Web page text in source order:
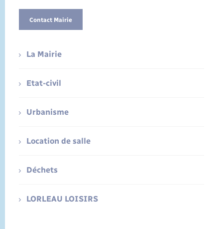
Contact Mairie
La Mairie
Etat-civil
Urbanisme
Location de salle
Déchets
LORLEAU LOISIRS